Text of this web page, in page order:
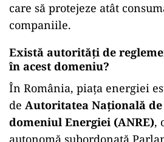
care să protejeze atât
companiile.
Există autorități de
în acest domeniu?
În România, piața energiei
de Autoritatea Națională
domeniul Energiei (ANRE),
autonomă subordonată